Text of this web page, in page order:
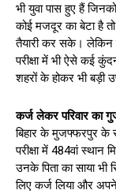
भी युवा पास हुए हैं
कोई मजदूर का बेटा है
तैयारी कर सके। लेकिन
परीक्षा में भी ऐसे कई
शहरों के होकर भी बड़ी
कर्ज लेकर परिवार का
बिहार के मुजफ्फरपुर के
परीक्षा में 484वां
उनके पिता का साया
लिए कर्ज लिया और